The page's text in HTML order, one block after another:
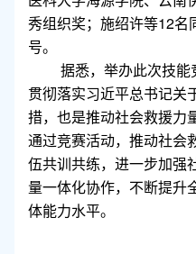
秀组织奖；施绍许等12名
号。
据悉，举办此次技
贯彻落实习近平总书记关
措，也是推动社会救援力
通过竞赛活动，推动社会
伍共训共练，进一步加强
量一体化协作，不断提升
体能力水平。